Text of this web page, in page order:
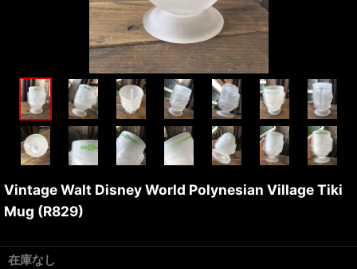
Vintage Walt Disney World Polynesian Village Tiki
Mug (R829)
在庫なし